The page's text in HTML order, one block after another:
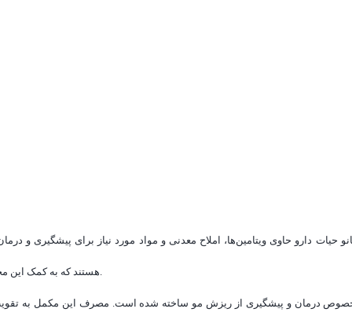
حیات دارو حاوی ویتامین‌ها، املاح معدنی و مواد مورد نیاز برای پیشگیری
هستند که به کمک این محصول می‌توان به درمان این مشکلات پرداخته و موهایی سالم و پرپشت داشت.